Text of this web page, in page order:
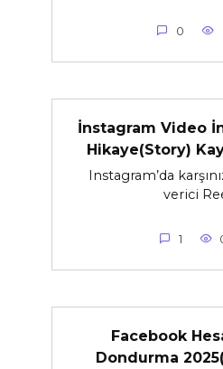
0
İnstagram Video
Hikaye(Story)
Instagram’da
verici
1
Facebook
Dondurma